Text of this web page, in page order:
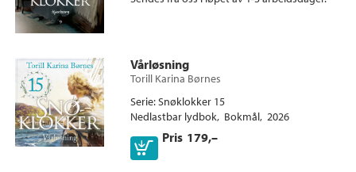
Vårløsning
Torill Karina Børnes
Serie Snøklokker 15
Nedlastbar lydbok Bokmål 2026
Pris 179,–